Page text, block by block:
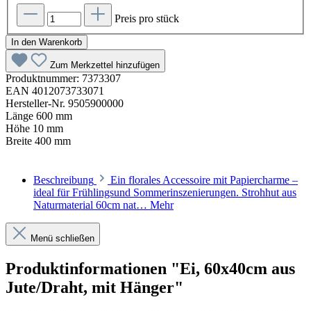
Preis pro stück
In den Warenkorb
Zum Merkzettel hinzufügen
Produktnummer: 7373307
EAN 4012073733071
Hersteller-Nr. 9505900000
Länge 600 mm
Höhe 10 mm
Breite 400 mm
Beschreibung
Ein florales Accessoire mit Papiercharme –
ideal für Frühlingsund Sommerinszenierungen. Strohhut aus
Naturmaterial 60cm nat… Mehr
Menü schließen
Produktinformationen "Ei, 60x40cm aus
Jute/Draht, mit Hänger"